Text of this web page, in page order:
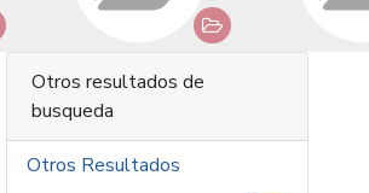
Otros resultados de
busqueda
Otros Resultados